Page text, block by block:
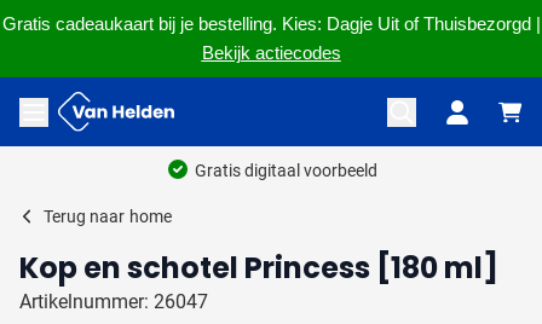
Gratis cadeaukaart bij je bestelling. Kies: Dagje Uit of Thuisbezorgd |
Bekijk actiecodes
Ga naar de inhoud
Menu openen
Gratis digitaal voorbeeld
Terug naar home
Kop en schotel Princess [180 ml]
Artikelnummer: 26047